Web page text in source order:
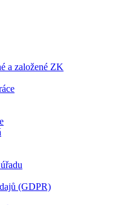
a založené ZK
(GDPR)